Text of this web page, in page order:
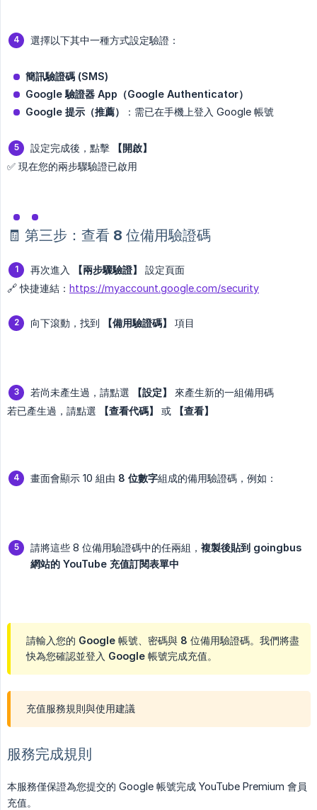
選擇以下其中一種方式設定驗證：
簡訊驗證碼 (SMS)
Google 驗證器 App（Google Authenticator）
Google 提示（推薦）
：需已在手機上登入 Google 帳號
設定完成後，點擊
【開啟】
✅ 現在您的兩步驟驗證已啟用
🧾 第三步：查看 8 位備用驗證碼
再次進入 【兩步驟驗證】
設定頁面
🔗 快捷連結： https://myaccount.google.com/security
向下滾動，找到 【備用驗證碼】 項目
若尚未產生過，請點選 【設定】
來產生新的一組備用碼
若已產生過，請點選
【查看代碼】 或 【查看】
畫面會顯示 10 組由 8 位數字組成的備用驗證碼，例如：
請將這些 8 位備用驗證碼中的任兩組， 複製後貼到 goingbus
網站的 YouTube 充值訂閱表單中
請輸入您的 Google 帳號、密碼與 8 位備用驗證碼。我們將盡
快為您確認並登入 Google 帳號完成充值。
充值服務規則與使用建議
服務完成規則
本服務僅保證為您提交的 Google 帳號完成 YouTube Premium 會員
充值。